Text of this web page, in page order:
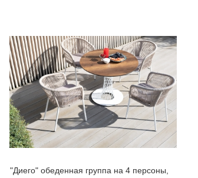
"Диего" обеденная группа на 4 персоны,